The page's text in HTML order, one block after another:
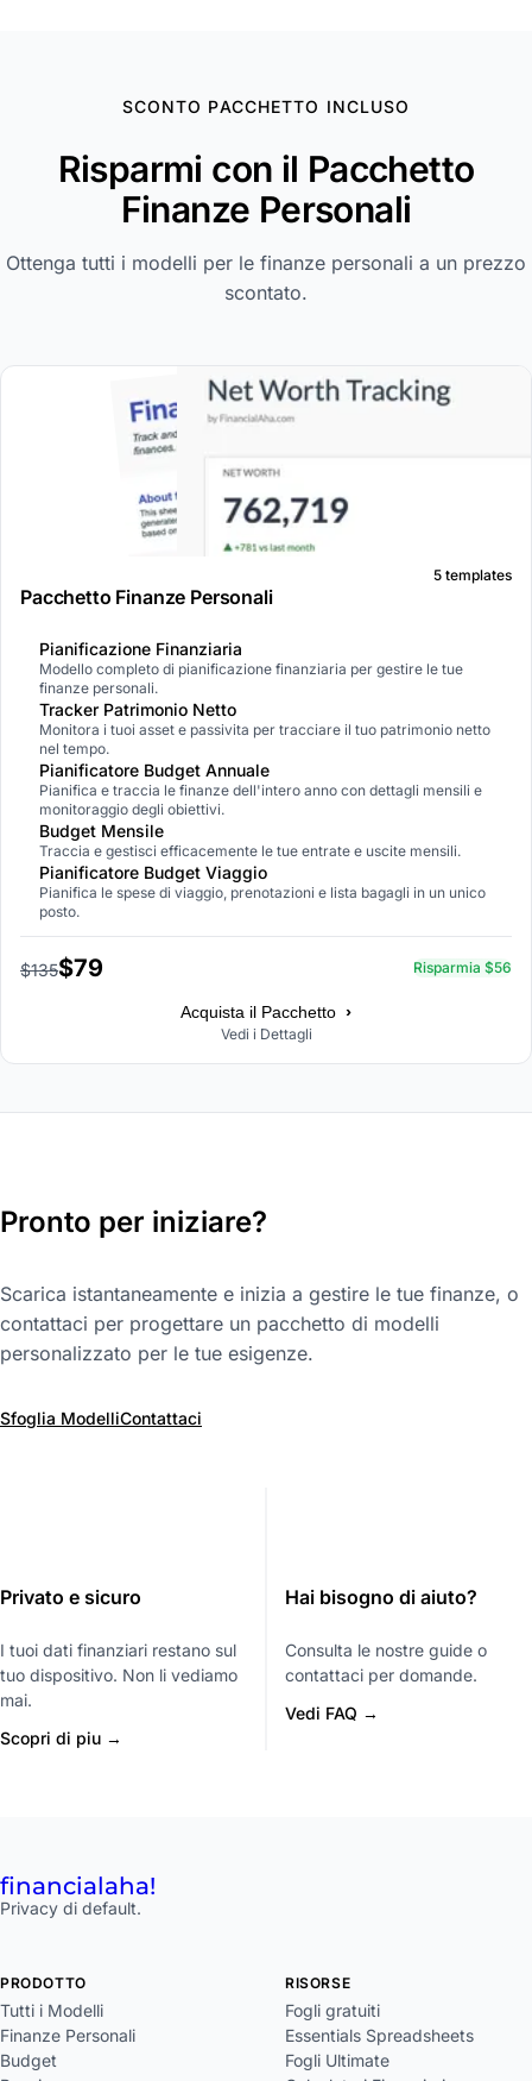
SCONTO PACCHETTO INCLUSO
Risparmi con il Pacchetto
Finanze Personali
Ottenga tutti i modelli per le finanze personali a un prezzo
scontato.
Pacchetto Finanze Personali
5 templates
Pianificazione Finanziaria
Modello completo di pianificazione finanziaria per gestire le tue
finanze personali.
Tracker Patrimonio Netto
Monitora i tuoi asset e passivita per tracciare il tuo patrimonio netto
nel tempo.
Pianificatore Budget Annuale
Pianifica e traccia le finanze dell'intero anno con dettagli mensili e
monitoraggio degli obiettivi.
Budget Mensile
Traccia e gestisci efficacemente le tue entrate e uscite mensili.
Pianificatore Budget Viaggio
Pianifica le spese di viaggio, prenotazioni e lista bagagli in un unico
posto.
$135$79 Risparmia $56
Acquista il Pacchetto ›
Vedi i Dettagli
Pronto per iniziare?
Scarica istantaneamente e inizia a gestire le tue finanze, o
contattaci per progettare un pacchetto di modelli
personalizzato per le tue esigenze.
Sfoglia ModelliContattaci
Privato e sicuro
I tuoi dati finanziari restano sul
tuo dispositivo. Non li vediamo
mai.
Scopri di piu →
Hai bisogno di aiuto?
Consulta le nostre guide o
contattaci per domande.
Vedi FAQ →
financialaha!
Privacy di default.
PRODOTTO
Tutti i Modelli
Finanze Personali
Budget
RISORSE
Fogli gratuiti
Essentials Spreadsheets
Fogli Ultimate